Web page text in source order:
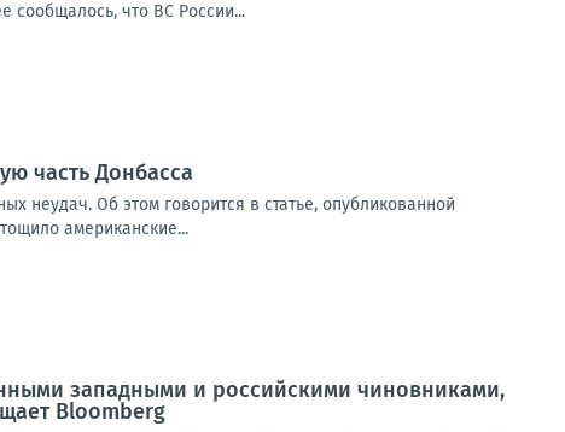
сообщалось, что ВС России...
часть Донбасса
неудач. Об этом говорится в статье, опубликованной
американские...
западными и российскими чиновниками,
Bloomberg